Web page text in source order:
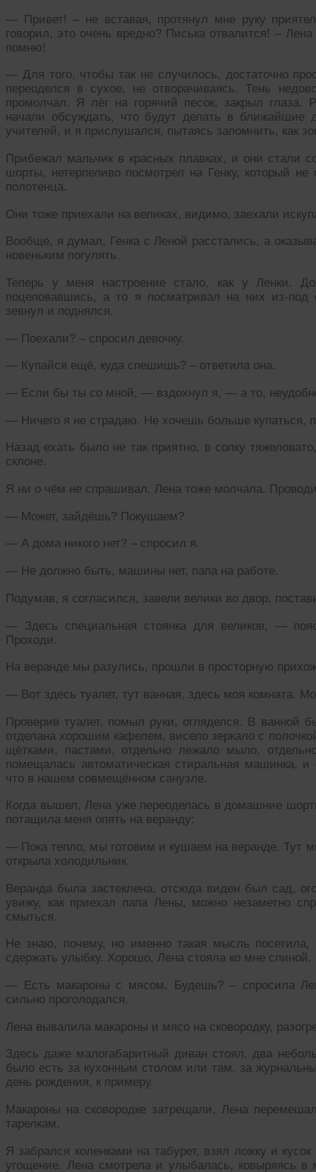
— Привет! – не вставая, протянул мне руку
говорил, это очень вредно? Писька отвалится! –
помню!
— Для того, чтобы так не случилось, достаточно
переоделся в сухое, не отворачиваясь. Тень
промолчал. Я лёг на горячий песок, закрыл глаза.
начали обсуждать, что будут делать в ближайшие
учителей, и я прислушался, пытаясь запомнить, как
Прибежал мальчик в красных плавках, и они стали
шорты, нетерпеливо посмотрел на Генку, который
полотенца.
Они тоже приехали на великах, видимо, заехали
Вообще, я думал, Генка с Леной расстались, а
новеньким погулять.
Теперь у меня настроение стало, как у Ленки.
поцеловавшись, а то я посматривал на них из-
зевнул и поднялся.
— Поехали? – спросил девочку.
— Купайся ещё, куда спешишь? – ответила она.
— Если бы ты со мной, — вздохнул я, — а то,
— Ничего я не страдаю. Не хочешь больше купаться,
Назад ехать было не так приятно, в сопку
склоне.
Я ни о чём не спрашивал, Лена тоже молчала.
— Может, зайдёшь? Покушаем?
— А дома никого нет? – спросил я.
— Не должно быть, машины нет, папа на работе.
Подумав, я согласился, завели велики во двор,
— Здесь специальная стоянка для великов, —
Проходи.
На веранде мы разулись, прошли в просторную
— Вот здесь туалет, тут ванная, здесь моя комната.
Проверив туалет, помыл руки, огляделся. В ванной
отделана хорошим кафелем, висело зеркало с
щётками, пастами, отдельно лежало мыло,
помещалась автоматическая стиральная машинка,
что в нашем совмещённом санузле.
Когда вышел, Лена уже переоделась в домашние
потащила меня опять на веранду:
— Пока тепло, мы готовим и кушаем на веранде. Тут
открыла холодильник.
Веранда была застеклена, отсюда виден был сад,
увижу, как приехал папа Лены, можно незаметно
смыться.
Не знаю, почему, но именно такая мысль
сдержать улыбку. Хорошо, Лена стояла ко мне спиной.
— Есть макароны с мясом. Будешь? – спросила
сильно проголодался.
Лена вывалила макароны и мясо на сковородку,
Здесь даже малогабаритный диван стоял, два
было есть за кухонным столом или там, за
день рождения, к примеру.
Макароны на сковородке затрещали, Лена
тарелкам.
Я забрался коленками на табурет, взял ложку и
угощение. Лена смотрела и улыбалась, ковыряясь